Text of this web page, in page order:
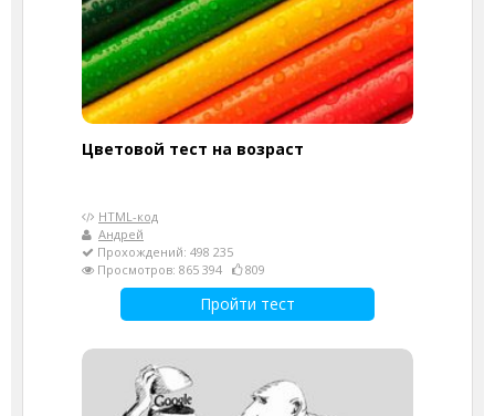
Цветовой тест на возраст
HTML-код
Андрей
Прохождений: 498 235
Просмотров: 865 394
809
Пройти тест